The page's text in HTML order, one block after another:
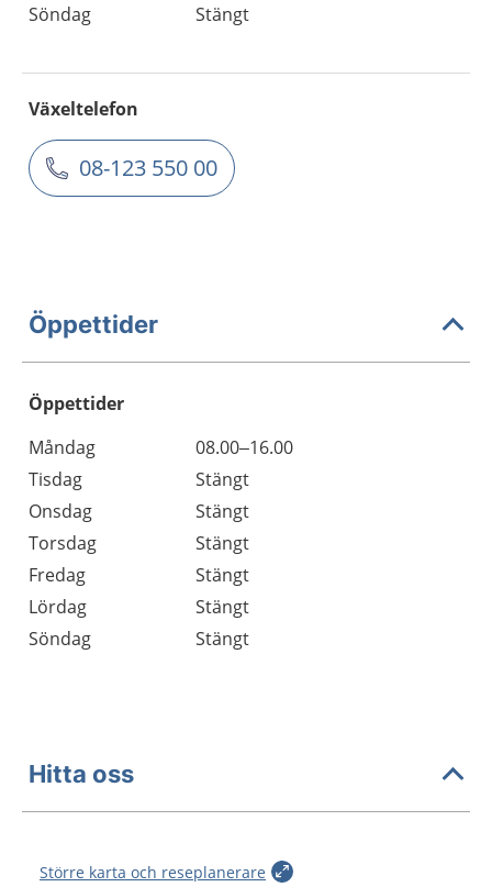
Söndag
Stängt
Växeltelefon
08-123 550 00
Öppettider
Öppettider
Dag
Öppettider
Kommentarer
Måndag
08.00–16.00
Tisdag
Stängt
Onsdag
Stängt
Torsdag
Stängt
Fredag
Stängt
Lördag
Stängt
Söndag
Stängt
Hitta oss
Större karta och reseplanerare